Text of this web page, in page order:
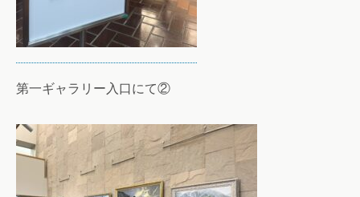
第一ギャラリー入口にて②